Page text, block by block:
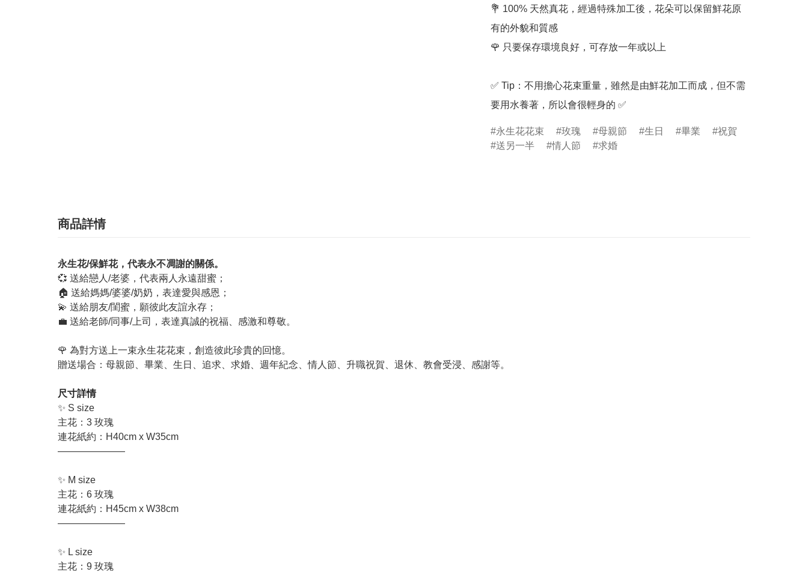
💐 100% 天然真花，經過特殊加工後，花朵可以保留鮮花原
有的外貌和質感
🌹 只要保存環境良好，可存放一年或以上
✅ Tip：不用擔心花束重量，雖然是由鮮花加工而成，但不需
要用水養著，所以會很輕身的 ✅
永生花花束 玫瑰 母親節 生日 畢業
祝賀
送另一半
情人節 求婚
商品詳情
永生花/保鮮花，代表永不凋謝的關係。
💞 送給戀人/老婆，代表兩人永遠甜蜜；
🏠 送給媽媽/婆婆/奶奶，表達愛與感恩；
💫 送給朋友/閨蜜，願彼此友誼永存；
💼 送給老師/同事/上司，表達真誠的祝福、感激和尊敬。
🌹 為對方送上一束永生花花束，創造彼此珍貴的回憶。
贈送場合：母親節、畢業、生日、追求、求婚、週年紀念、情人節、升職祝賀、退休、教會受浸、感謝等。
尺寸詳情
✨ S size
主花：3 玫瑰
連花紙約：H40cm x W35cm
———————
✨ M size
主花：6 玫瑰
連花紙約：H45cm x W38cm
———————
✨ L size
主花：9 玫瑰